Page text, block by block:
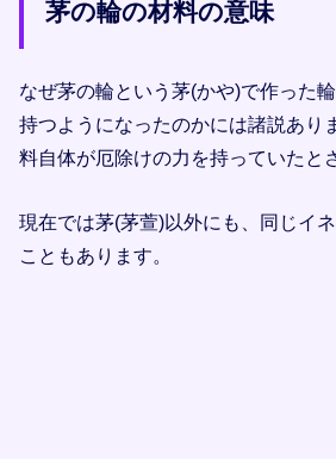
茅の輪の材料の意味
なぜ茅の輪という茅(かや)で作った
持つようになったのかには諸説あり
料自体が厄除けの力を持っていたと
現在では茅(茅萱)以外にも、同じイ
こともあります。